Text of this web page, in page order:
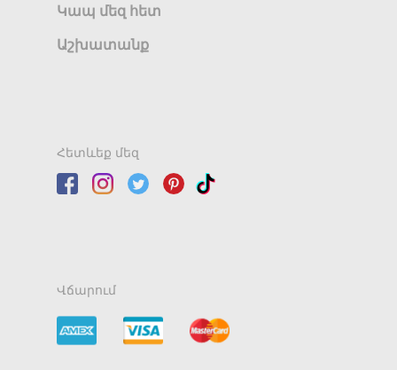
Կապ մեզ հետ
Աշխատանք
Հետևեք մեզ
Վճարում